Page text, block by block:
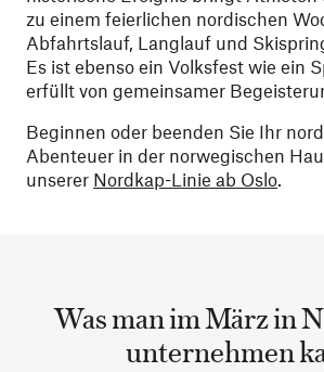
zu einem feierlichen nordischen
Abfahrtslauf, Langlauf und
Es ist ebenso ein Volksfest wie ein
erfüllt von gemeinsamer
Beginnen oder beenden Sie Ihr
Abenteuer in der norwegischen
unserer Nordkap-Linie ab Oslo.
Was man im März in
unternehmen